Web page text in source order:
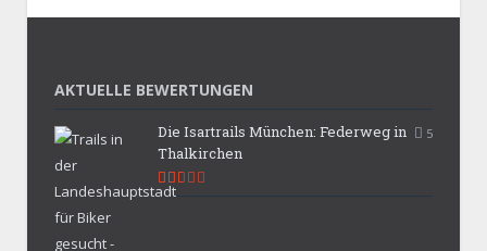
AKTUELLE BEWERTUNGEN
5
Die Isartrails München: Federweg in
Thalkirchen